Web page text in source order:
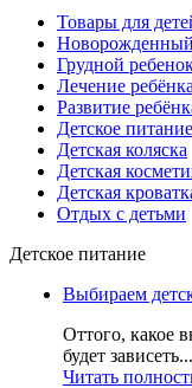
Товары для
Грудной
Лечение ребёнка
Развитие
Детское питание
Детская коляска
Детская
Детская
Отдых с детьми
Детское питание
Выбираем
Оттого, какое
будет зависеть...
Читать